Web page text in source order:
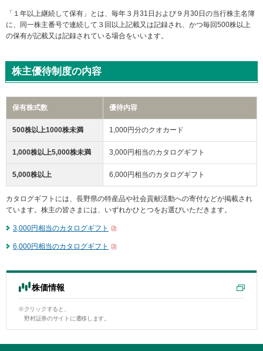
メ
ニ
移
し
す
ッ
「１年以上継続して保有」とは、毎年３月31日および９月30日の当行株主名簿
に、同一株主番号で連続して３回以上記載又は記録され、かつ毎回500株以上
の保有が記載又は記録されている場合をいいます。
株主優待制度の内容
保有株式数 優待内容
500株以上1000株未満 1,000円分のクオカード
1,000株以上5,000株未満 3,000円相当のカタログギフト
5,000株以上 6,000円相当のカタログギフト
カタログギフトには、長野県の特産品や社会貢献活動への寄付などが掲載され
ています。株主の皆さまには、いずれかひとつをお選びいただきます。
3,000円相当のカタログギフト
6,000円相当のカタログギフト
株価情報
※クリックすると、
野村証券のサイトに遷移します。